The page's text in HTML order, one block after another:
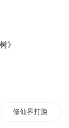
》
修仙界打脸至尊